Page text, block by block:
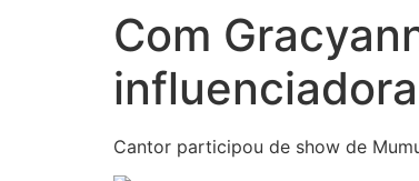
Com
influenciadora
Cantor participou de show de